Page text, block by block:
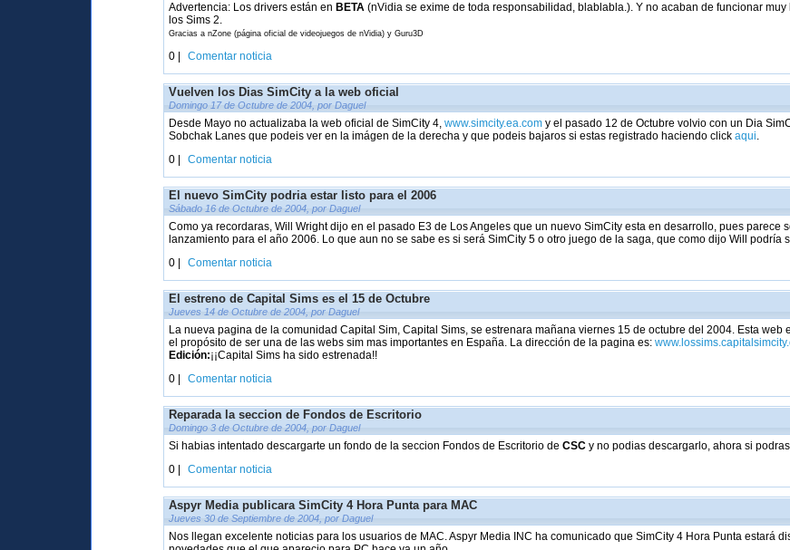
Advertencia: Los drivers están en BETA (nVidia se exime de toda responsabilidad, blablabla.). Y no acaban de funcionar
los Sims 2.
Gracias a nZone (página oficial de videojuegos de nVidia) y Guru3D
0 | Comentar noticia
Vuelven los Dias SimCity a la web oficial
Domingo 17 de Octubre de 2004, por Daguel
Desde Mayo no actualizaba la web oficial de SimCity 4,www.simcity.ea.com y el pasado 12 de Octubre volvio con un Dia
Sobchak Lanes que podeis ver en la imágen de la derecha y que podeis bajaros si estas registrado haciendo clickaqui.
0 |
Comentar noticia
El nuevo SimCity podria estar listo para el 2006
Sábado 16 de Octubre de 2004, por Daguel
Como ya recordaras, Will Wright dijo en el pasado E3 de Los Angeles que un nuevo SimCity esta en desarrollo, pues parece
lanzamiento para el año 2006. Lo que aun no se sabe es si será SimCity 5 o otro juego de la saga, que como dijo Will podría
0 |
Comentar noticia
El estreno de Capital Sims es el 15 de Octubre
Jueves 14 de Octubre de 2004, por Daguel
La nueva pagina de la comunidad Capital Sim, Capital Sims, se estrenara mañana viernes 15 de octubre del 2004. Esta web
el propósito de ser una de las webs sim mas importantes en España. La dirección de la pagina es:
Edición:¡¡Capital Sims ha sido estrenada!!
0 |
Comentar noticia
Reparada la seccion de Fondos de Escritorio
Domingo 3 de Octubre de 2004, por Daguel
Si habias intentado descargarte un fondo de la seccion Fondos de Escritorio deCSC y no podias descargarlo, ahora si
0 |
Comentar noticia
Aspyr Media publicara SimCity 4 Hora Punta para MAC
Jueves 30 de Septiembre de 2004, por Daguel
Nos llegan excelente noticias para los usuarios de MAC. Aspyr Media INC ha comunicado que SimCity 4 Hora Punta estará